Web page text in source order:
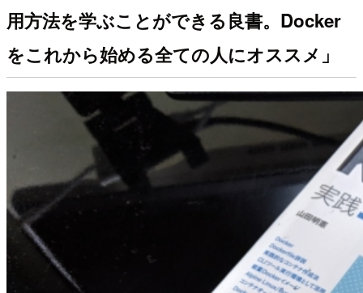
用方法を学ぶことができる良書。Docker
をこれから始める全ての人にオススメ」